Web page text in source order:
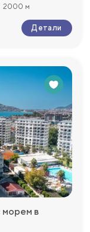
2000 м
Детали
морем в